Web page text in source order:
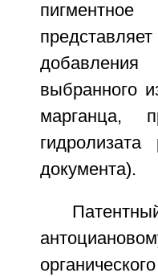
выбранного
марганца,
документа).